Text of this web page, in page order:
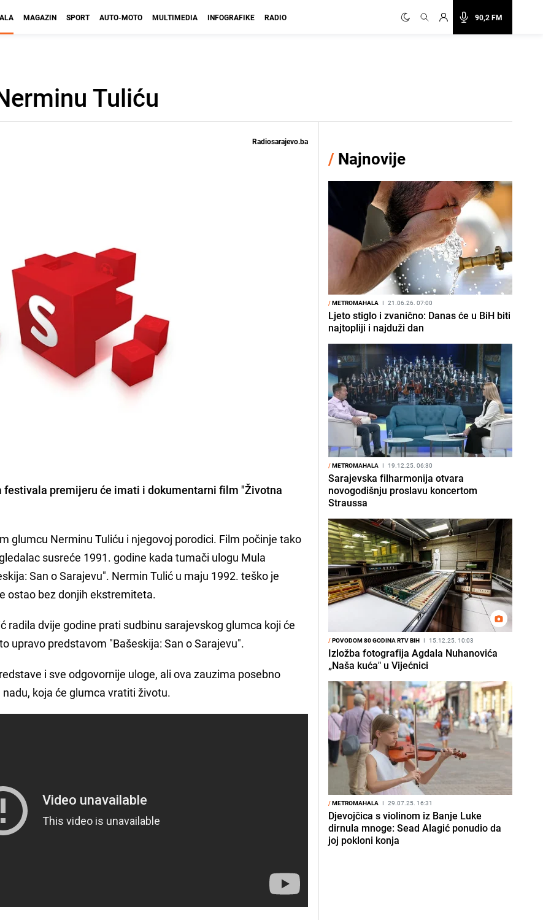
90,2 FM
MAGAZIN SPORT AUTO-MOTO MULTIMEDIA INFOGRAFIKE RADIO
Tuliću
Radiosarajevo.ba
festivala premijeru će imati i dokumentarni film "Životna
glumcu Nerminu Tuliću i njegovoj porodici. Film počinje tako
susreće 1991. godine kada tumači ulogu Mula
San o Sarajevu". Nermin Tulić u maju 1992. teško je
ostao bez donjih ekstremiteta.
radila dvije godine prati sudbinu sarajevskog glumca koji će
upravo predstavom "Bašeskija: San o Sarajevu".
i sve odgovornije uloge, ali ova zauzima posebno
koja će glumca vratiti životu.
/ Najnovije
/METROMAHALA I 21.06.26. 07:00
Ljeto stiglo i zvanično: Danas će u BiH biti
najtopliji i najduži dan
/METROMAHALA I 19.12.25. 06:30
Sarajevska filharmonija otvara
novogodišnju proslavu koncertom
Straussa
/POVODOM 80 GODINA RTV BIH I 15.12.25. 10:03
Izložba fotografija Agdala Nuhanovića
„Naša kuća" u Vijećnici
/METROMAHALA I 29.07.25. 16:31
Djevojčica s violinom iz Banje Luke
dirnula mnoge: Sead Alagić ponudio da
joj pokloni konja